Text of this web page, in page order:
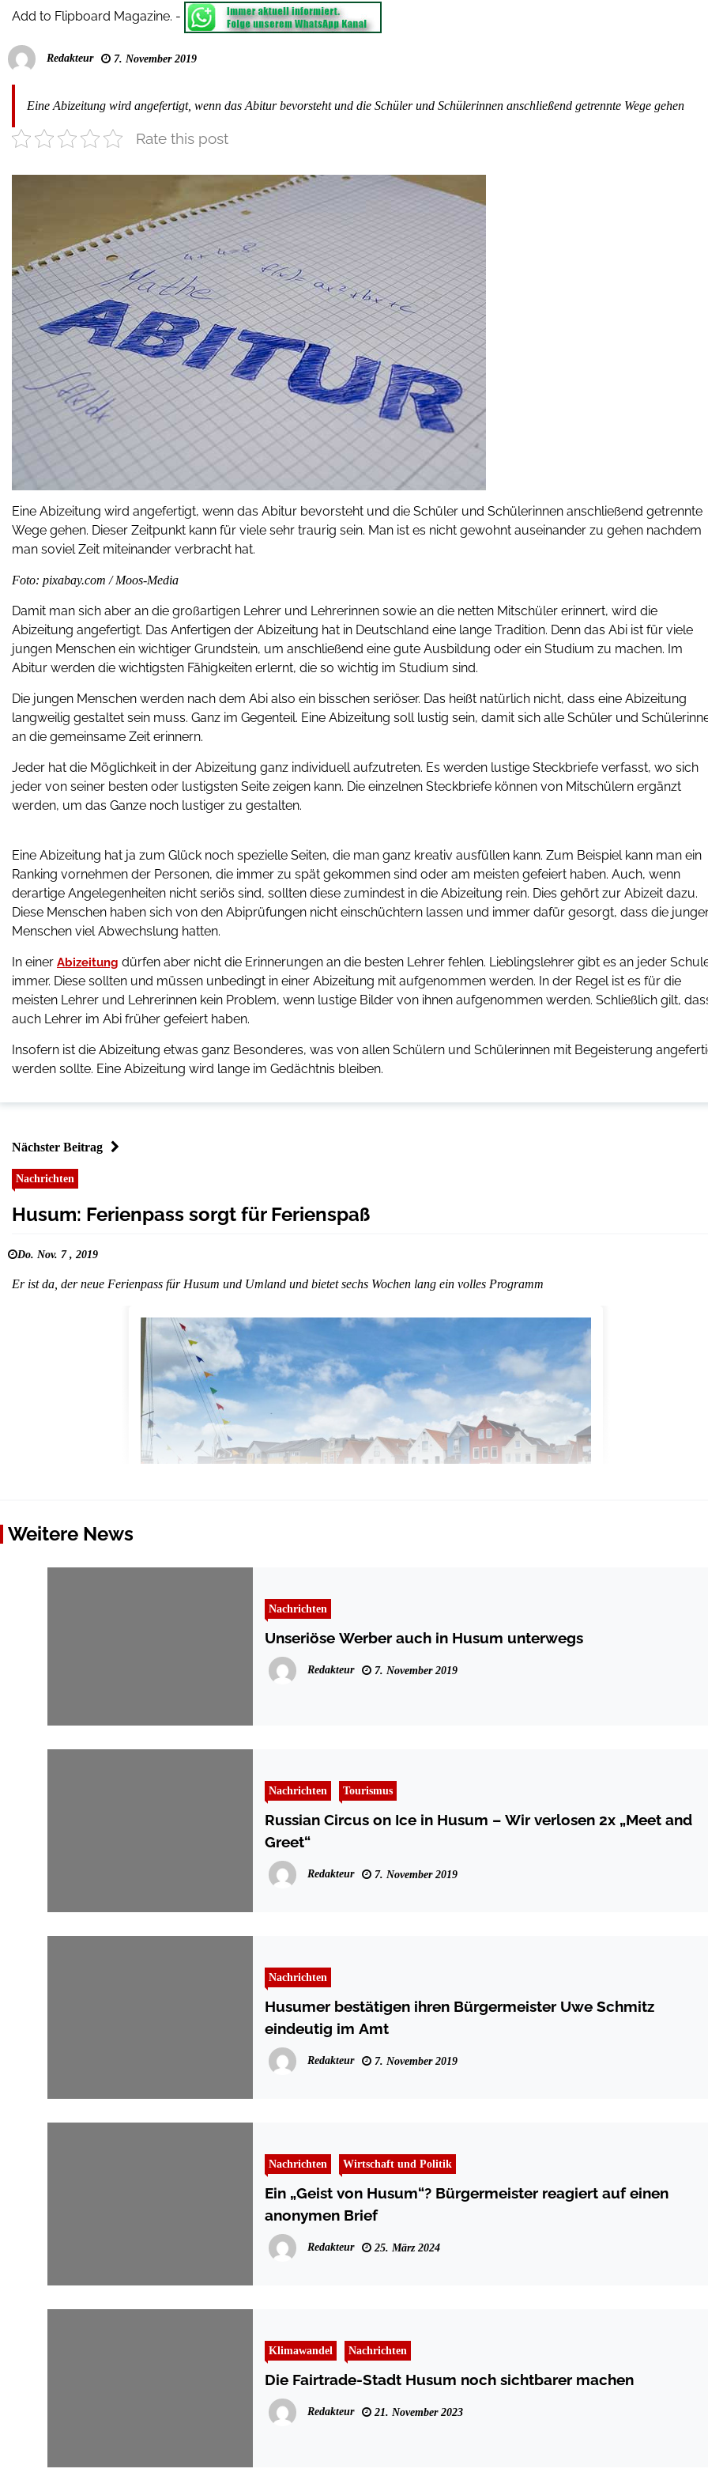
Add to Flipboard Magazine. -
Redakteur 7. November 2019
Eine Abizeitung wird angefertigt, wenn das Abitur bevorsteht und die Schüler und Schülerinnen anschließend getrennte Wege gehen
Rate this post
Eine Abizeitung wird angefertigt, wenn das Abitur bevorsteht und die Schüler und Schülerinnen anschließend getrennte
Wege gehen. Dieser Zeitpunkt kann für viele sehr traurig sein. Man ist es nicht gewohnt auseinander zu gehen nachdem
man soviel Zeit miteinander verbracht hat.
Foto: pixabay.com / Moos-Media
Damit man sich aber an die großartigen Lehrer und Lehrerinnen sowie an die netten Mitschüler erinnert, wird die
Abizeitung angefertigt. Das Anfertigen der Abizeitung hat in Deutschland eine lange Tradition. Denn das Abi ist für viele
jungen Menschen ein wichtiger Grundstein, um anschließend eine gute Ausbildung oder ein Studium zu machen. Im
Abitur werden die wichtigsten Fähigkeiten erlernt, die so wichtig im Studium sind.
Die jungen Menschen werden nach dem Abi also ein bisschen seriöser. Das heißt natürlich nicht, dass eine Abizeitung
langweilig gestaltet sein muss. Ganz im Gegenteil. Eine Abizeitung soll lustig sein, damit sich alle Schüler und
an die gemeinsame Zeit erinnern.
Jeder hat die Möglichkeit in der Abizeitung ganz individuell aufzutreten. Es werden lustige Steckbriefe verfasst, wo sich
jeder von seiner besten oder lustigsten Seite zeigen kann. Die einzelnen Steckbriefe können von Mitschülern ergänzt
werden, um das Ganze noch lustiger zu gestalten.
Eine Abizeitung hat ja zum Glück noch spezielle Seiten, die man ganz kreativ ausfüllen kann. Zum Beispiel kann man ein
Ranking vornehmen der Personen, die immer zu spät gekommen sind oder am meisten gefeiert haben. Auch, wenn
derartige Angelegenheiten nicht seriös sind, sollten diese zumindest in die Abizeitung rein. Dies gehört zur Abizeit dazu.
Diese Menschen haben sich von den Abiprüfungen nicht einschüchtern lassen und immer dafür gesorgt, dass die
Menschen viel Abwechslung hatten.
In einer Abizeitung dürfen aber nicht die Erinnerungen an die besten Lehrer fehlen. Lieblingslehrer gibt es an jeder
immer. Diese sollten und müssen unbedingt in einer Abizeitung mit aufgenommen werden. In der Regel ist es für die
meisten Lehrer und Lehrerinnen kein Problem, wenn lustige Bilder von ihnen aufgenommen werden. Schließlich gilt,
auch Lehrer im Abi früher gefeiert haben.
Insofern ist die Abizeitung etwas ganz Besonderes, was von allen Schülern und Schülerinnen mit Begeisterung
werden sollte. Eine Abizeitung wird lange im Gedächtnis bleiben.
Nächster Beitrag
Nachrichten
Husum: Ferienpass sorgt für Ferienspaß
Do. Nov. 7 , 2019
Er ist da, der neue Ferienpass für Husum und Umland und bietet sechs Wochen lang ein volles Programm
Weitere News
Nachrichten
Unseriöse Werber auch in Husum unterwegs
Redakteur 7. November 2019
Nachrichten Tourismus
Russian Circus on Ice in Husum – Wir verlosen 2x „Meet and
Greet“
Redakteur 7. November 2019
Nachrichten
Husumer bestätigen ihren Bürgermeister Uwe Schmitz
eindeutig im Amt
Redakteur 7. November 2019
Nachrichten Wirtschaft und Politik
Ein „Geist von Husum“? Bürgermeister reagiert auf einen
anonymen Brief
Redakteur 25. März 2024
Klimawandel Nachrichten
Die Fairtrade-Stadt Husum noch sichtbarer machen
Redakteur 21. November 2023